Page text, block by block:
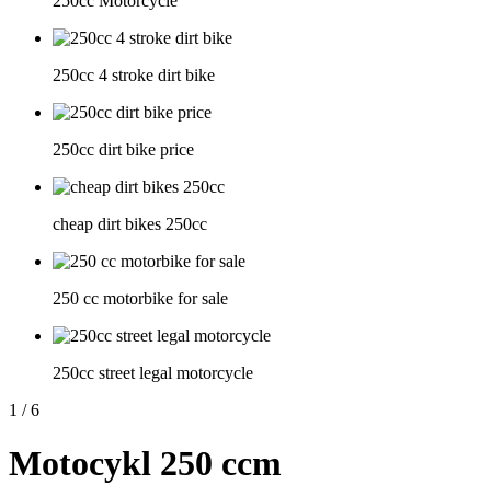
250cc 4 stroke dirt bike
250cc dirt bike price
cheap dirt bikes 250cc
250 cc motorbike for sale
250cc street legal motorcycle
1 / 6
Motocykl 250 ccm